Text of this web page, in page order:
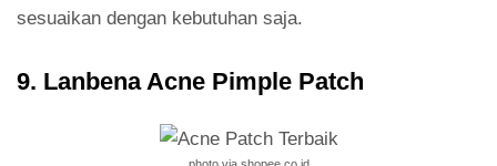
sesuaikan dengan kebutuhan saja.
9. Lanbena Acne Pimple Patch